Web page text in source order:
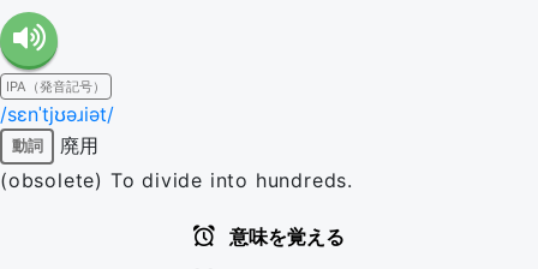
IPA（発音記号）
/sɛnˈtjʊəɹiət/
動詞
廃用
(obsolete) To divide into hundreds.
意味を覚える